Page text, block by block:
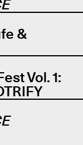
&
Vol. 1: